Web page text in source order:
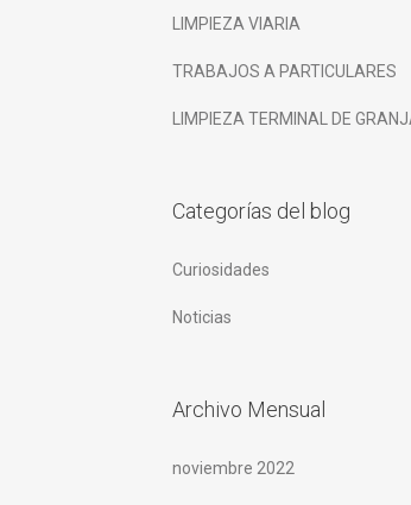
LIMPIEZA VIARIA
TRABAJOS A PARTICULARES
LIMPIEZA TERMINAL DE
Categorías del blog
Curiosidades
Noticias
Archivo Mensual
noviembre 2022